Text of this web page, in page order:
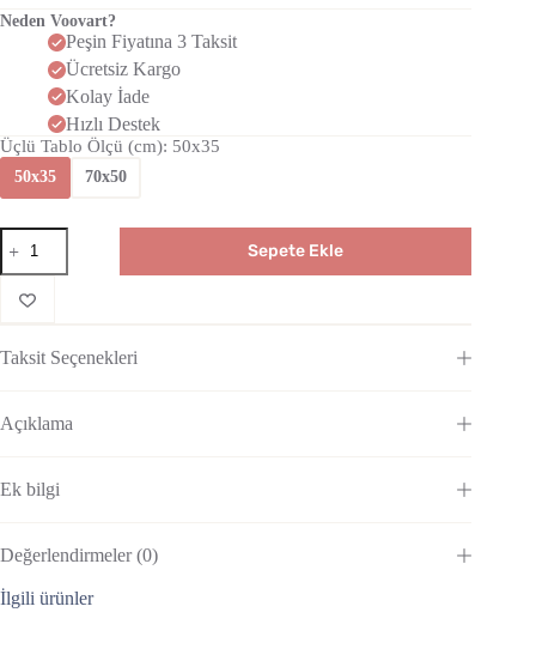
Neden Voovart?
Peşin Fiyatına 3 Taksit
Ücretsiz Kargo
Kolay İade
Hızlı Destek
Üçlü Tablo Ölçü (cm): 50x35
50x35 70x50
Sepete Ekle
Taksit Seçenekleri
Açıklama
Ek bilgi
Değerlendirmeler (0)
İlgili ürünler